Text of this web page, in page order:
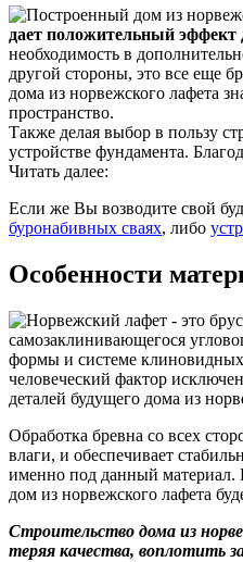
дает положительный эффект
необходимость в
другой стороны, это все еще
дома из норвежского лафета
пространство.
Также делая выбор в пользу
устройстве фундамента.
Читать далее:
Если же Вы возводите свой
буронабивных сваях, либо
Особенности
самозаклинивающегося
формы и системе клиновидных
человеческий фактор
деталей будущего дома из
Обработка бревна со всех
влаги, и обеспечивает
именно под данный материал.
дом из норвежского лафета
Строительство дома из
теряя качества, воплотить